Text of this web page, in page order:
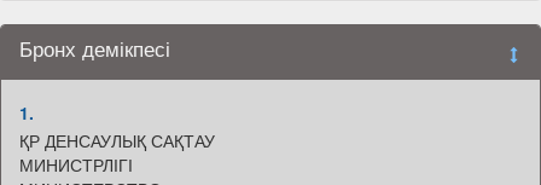
Бронх демікпесі
1.
ҚР ДЕНСАУЛЫҚ САҚТАУ
МИНИСТРЛІГІ